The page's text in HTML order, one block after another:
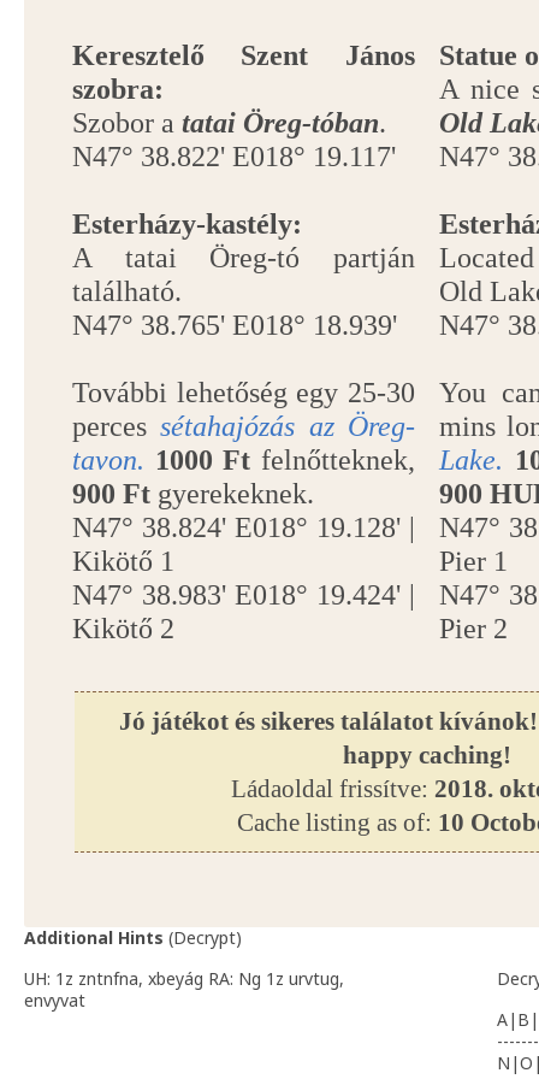
Keresztelő Szent János
szobra:
Szobor a tatai Öreg-tóban.
N47° 38.822' E018° 19.117'
Esterházy-kastély:
A tatai Öreg-tó partján
található.
N47° 38.765' E018° 18.939'
További lehetőség egy 25-30
percessétahajózás az Öreg-
tavon. 1000 Ft felnőtteknek,
900 Ft gyerekeknek.
N47° 38.824' E018° 19.128' |
Kikötő 1
N47° 38.983' E018° 19.424' |
Kikötő 2
Statue
A nice
Old
N47°
Old
N47°
You
mins
Lake.
900
N47°
Pier 1
N47°
Pier 2
Jó játékot és sikeres találatot
happy caching!
Ládaoldal frissítve: 2018.
Cache listing as of: 10
Additional Hints (Decrypt)
UH: 1z zntnfna, xbeyág RA: Ng 1z urvtug,
envyvat